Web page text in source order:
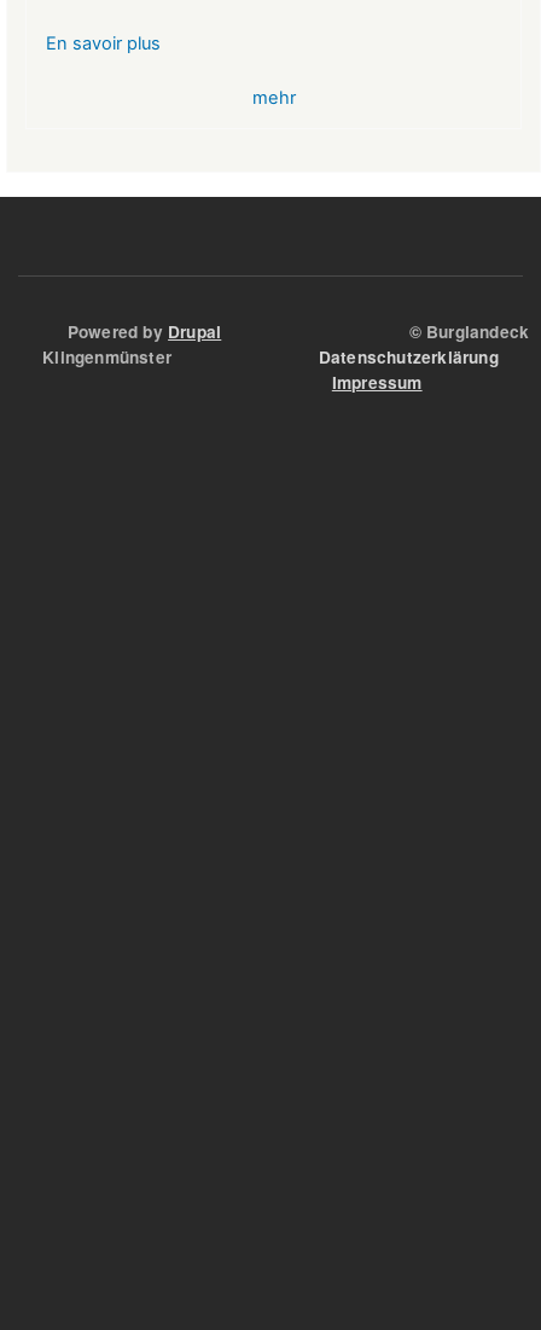
En savoir plus
mehr
Powered by Drupal © Burglandeck
Klingenmünster Datenschutzerklärung
Impressum